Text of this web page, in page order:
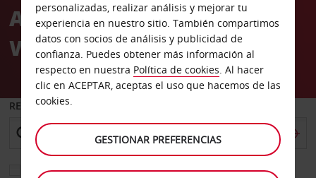
AvisAlquiler de coches Wagga
Wagga
RECOGER EN
Elegir otra oficina de devolución
personalizadas, realizar análisis y mejorar tu
experiencia en nuestro sitio. También compartimos
datos con socios de análisis y publicidad de
confianza. Puedes obtener más información al
respecto en nuestra Política de cookies. Al hacer
clic en ACEPTAR, aceptas el uso que hacemos de las
cookies.
GESTIONAR PREFERENCIAS